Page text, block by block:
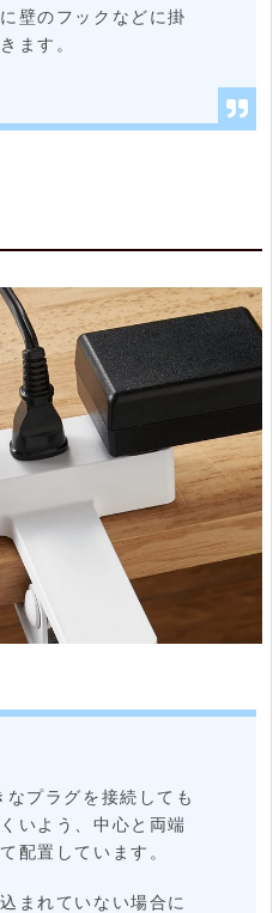
壁のフックなどに掛
ます。
プラグを接続しても
いよう、中心と両端
配置しています。
まれていない場合に